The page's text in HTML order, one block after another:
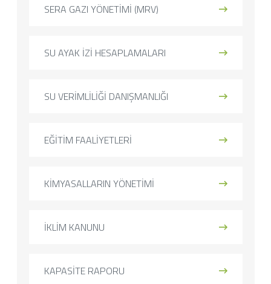
SERA GAZI YÖNETİMİ (MRV)
SU AYAK İZİ HESAPLAMALARI
SU VERİMLİLİĞİ DANIŞMANLIĞI
EĞİTİM FAALİYETLERİ
KİMYASALLARIN YÖNETİMİ
İKLİM KANUNU
KAPASİTE RAPORU